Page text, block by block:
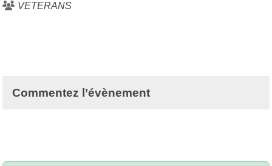
VETERANS
Commentez l’évènement